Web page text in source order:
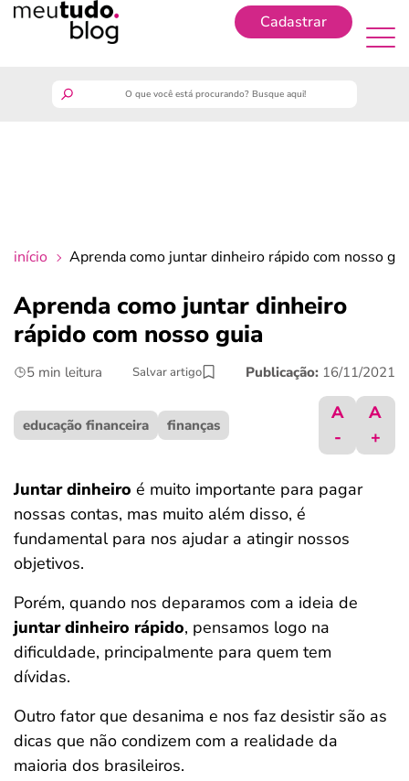
Cadastrar
crédito fácil
últimas notícias
ferramentas
início Aprenda como juntar dinheiro rápido com nosso
Aprenda como juntar dinheiro
rápido com nosso guia
5 min leitura Salvar artigo Publicação: 16/11/2021
educação financeira finanças
A
-
A
+
Juntar dinheiro é muito importante para pagar
nossas contas, mas muito além disso, é
fundamental para nos ajudar a atingir nossos
objetivos.
Porém, quando nos deparamos com a ideia de
juntar dinheiro rápido, pensamos logo na
dificuldade, principalmente para quem tem
dívidas.
Outro fator que desanima e nos faz desistir são as
dicas que não condizem com a realidade da
maioria dos brasileiros.